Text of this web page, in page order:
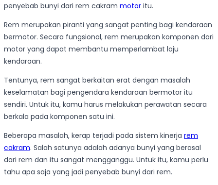
penyebab bunyi dari rem cakram motor itu.
Rem merupakan piranti yang sangat penting bagi kendaraan
bermotor. Secara fungsional, rem merupakan komponen dari
motor yang dapat membantu memperlambat laju
kendaraan.
Tentunya, rem sangat berkaitan erat dengan masalah
keselamatan bagi pengendara kendaraan bermotor itu
sendiri. Untuk itu, kamu harus melakukan perawatan secara
berkala pada komponen satu ini.
Beberapa masalah, kerap terjadi pada sistem kinerja rem
cakram. Salah satunya adalah adanya bunyi yang berasal
dari rem dan itu sangat mengganggu. Untuk itu, kamu perlu
tahu apa saja yang jadi penyebab bunyi dari rem.